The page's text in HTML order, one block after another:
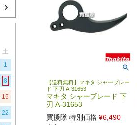
土
1
8
15
22
【送料無料】マキタ シャーブレー
ド 下刃 A-31653
マキタ シャーブレード 下
刃 A-31653
買援隊 特別価格 ¥6,490